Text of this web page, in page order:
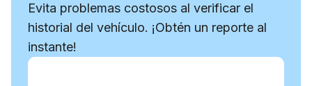
Evita problemas costosos al verificar el
historial del vehículo. ¡Obtén un reporte al
instante!
Ingresa el VIN